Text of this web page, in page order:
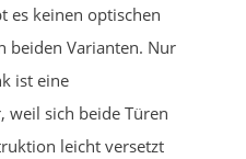
es keinen optischen
beiden Varianten. Nur
ist eine
weil sich beide Türen
leicht versetzt